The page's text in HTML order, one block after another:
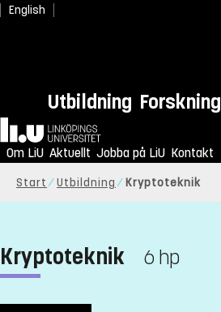
English
Utbildning Forskning
Hem
Om LiU Aktuellt Jobba på LiU Kontakt
Start Utbildning Kryptoteknik
Kryptoteknik 6 hp